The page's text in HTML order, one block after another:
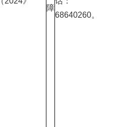
障
68640260。